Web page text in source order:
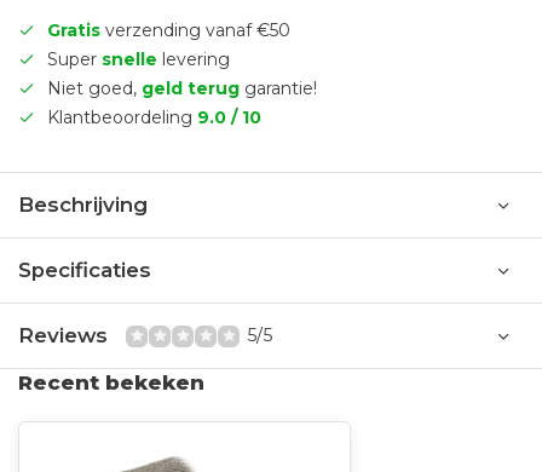
Gratis verzending vanaf €50
Super snelle levering
Niet goed, geld terug garantie!
Klantbeoordeling 9.0 / 10
Beschrijving
Specificaties
Reviews 5/5
Recent bekeken